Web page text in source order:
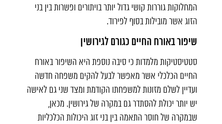
המחלוקות גוררות קושי גדול יותר בויתורים ופשרות בין בני
הזוג אשר מובילות בסוף לפירוד.
שיפור באורח החיים כגורם לגירושין
סטטיסטיקות מלמדות כי סיבה נוספת היא השיפור באורח
החיים הכלכלי אשר מאפשר לבעל להקים משפחה חדשה
ועדיין לשלם מזונותלמשפחתו הקודמת ומצד שני גם לאישה
יש יותר יכולת להסתדר גם במקרה שלגירושין. מכאן,
שבמקרה של חוסר התאמה בין בני זוג היכולות הכלכליות